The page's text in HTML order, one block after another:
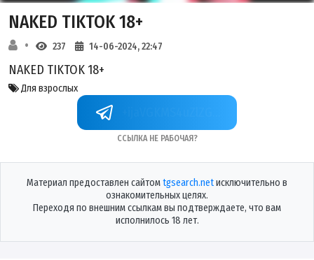
NAKED TIKTOK 18+
237 14-06-2024, 22:47
NAKED TIKTOK 18+
Для взрослых
Ссылка не рабочая?
Материал предоставлен сайтомtgsearch.netисключительно в
ознакомительных целях.
Переходя по внешним ссылкам вы подтверждаете, что вам
исполнилось 18 лет.